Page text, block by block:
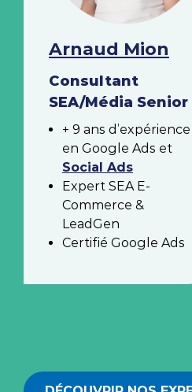
Arnaud Mion
Consultant
SEA/Média Senior
+ 9 ans d’expérience
en Google Ads et
Social Ads
Expert SEA E-
Commerce &
LeadGen
Certifié Google Ads